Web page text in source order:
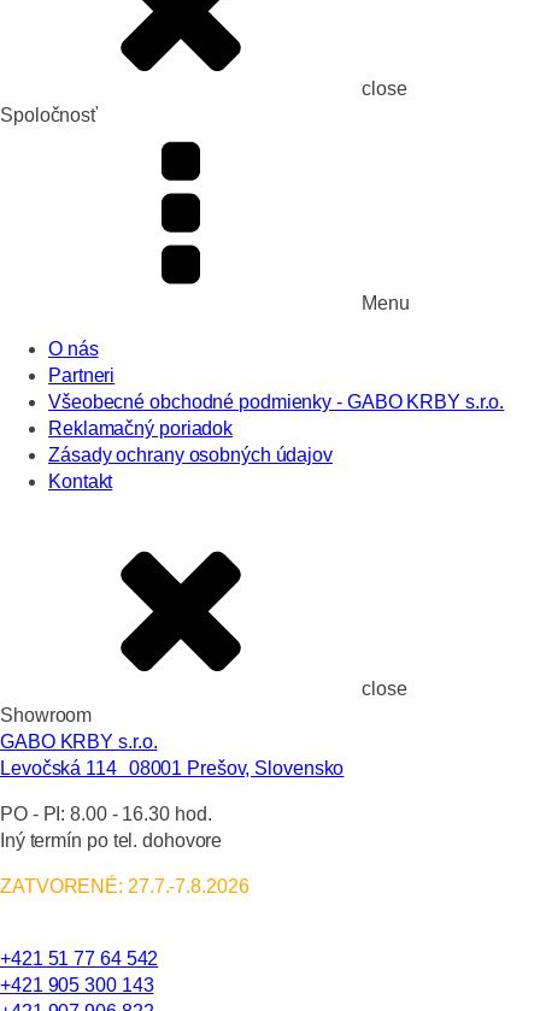
close
Spoločnosť
Menu
O nás
Partneri
Všeobecné obchodné podmienky - GABO KRBY s.r.o.
Reklamačný poriadok
Zásady ochrany osobných údajov
Kontakt
close
Showroom
GABO KRBY s.r.o.
Levočská 114 08001 Prešov, Slovensko
PO - PI: 8.00 - 16.30 hod.
Iný termín po tel. dohovore
ZATVORENÉ: 27.7.-7.8.2026
+421 51 77 64 542
+421 905 300 143